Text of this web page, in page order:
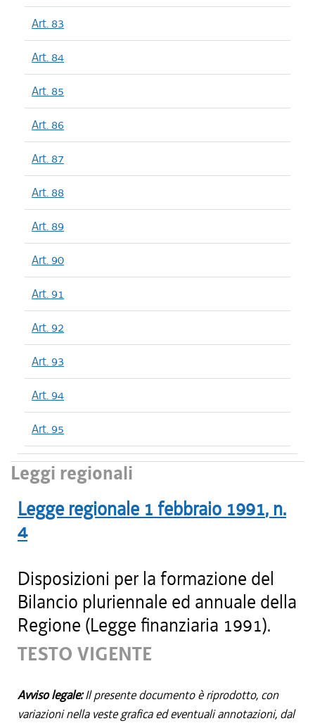
Art. 83
Art. 84
Art. 85
Art. 86
Art. 87
Art. 88
Art. 89
Art. 90
Art. 91
Art. 92
Art. 93
Art. 94
Art. 95
Leggi regionali
Legge regionale 1 febbraio 1991, n.
4
Disposizioni per la formazione del
Bilancio pluriennale ed annuale della
Regione (Legge finanziaria 1991).
TESTO VIGENTE
Avviso legale:Il presente documento è riprodotto, con
variazioni nella veste grafica ed eventuali annotazioni, dal